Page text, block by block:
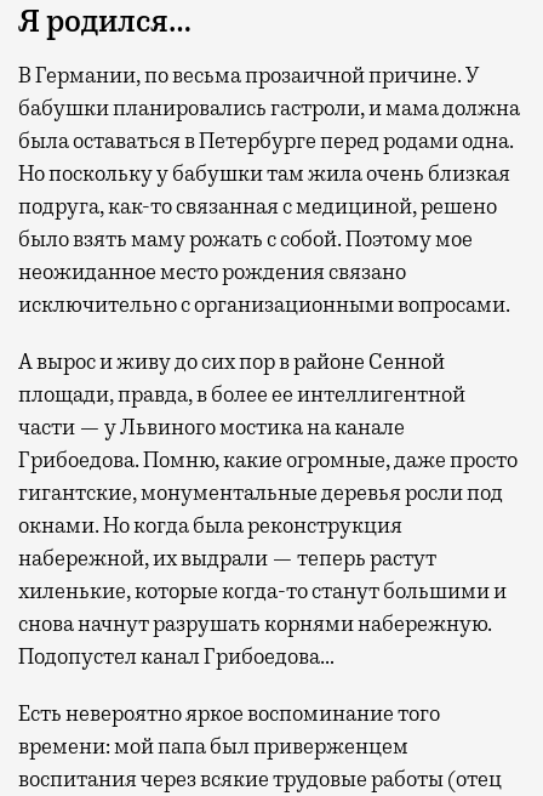
Я родился…
В Германии, по весьма прозаичной причине. У
бабушки планировались гастроли, и мама должна
была оставаться в Петербурге перед родами одна.
Но поскольку у бабушки там жила очень близкая
подруга, как-то связанная с медициной, решено
было взять маму рожать с собой. Поэтому мое
неожиданное место рождения связано
исключительно с организационными вопросами.
А вырос и живу до сих пор в районе Сенной
площади, правда, в более ее интеллигентной
части — у Львиного мостика на канале
Грибоедова. Помню, какие огромные, даже просто
гигантские, монументальные деревья росли под
окнами. Но когда была реконструкция
набережной, их выдрали — теперь растут
хиленькие, которые когда-то станут большими и
снова начнут разрушать корнями набережную.
Подопустел канал Грибоедова…
Есть невероятно яркое воспоминание того
времени: мой папа был приверженцем
воспитания через всякие трудовые работы (отец